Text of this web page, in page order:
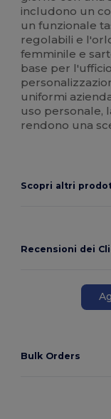
includono un
un funzionale
regolabili e
femminile e
base per
uniformi
uso personale,
rendono una
Scopri altri
Recensioni dei
Bulk Orders